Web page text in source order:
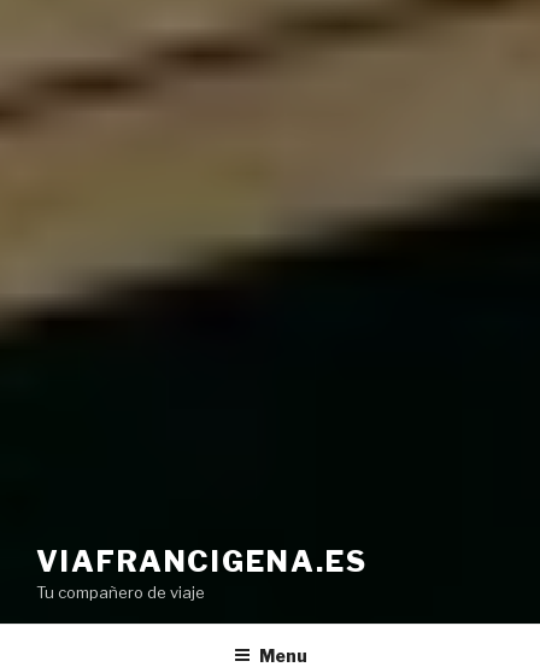
VIAFRANCIGENA.ES
Tu compañero de viaje
Menu